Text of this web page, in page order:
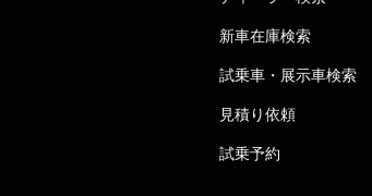
新車在庫検索
試乗車・展示車検索
見積り依頼
試乗予約